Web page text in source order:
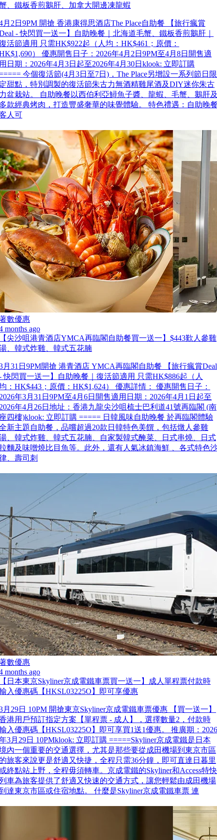
、鐵板香煎鵝肝、加拿大開邊凍龍蝦
月2日9PM 開搶 香港康得思酒店The Place自助餐 【旅行瘋賞
- 快閃買一送一】自助晚餐｜北海道毛蟹、鐵板香煎鵝肝｜
活節適用 只需HK$922起（人均：HK$461；原價：
） 優惠開售日子：2026年4月2日9PM至4月8日開售適
日期：2026年4月3日起至2026年4月30日klook: 立即訂購
今個復活節(4月3日至7日)，The Place另增設一系列節日限
甜點，特別調製的復活節朱古力無酒精雞尾酒及DIY迷你朱古
盆栽站。 自助晚餐以西伯利亞鱘魚子醬、龍蝦、毛蟹、鵝肝
款經典烤肉，打造豐盛奢華的味覺體驗。 特色禮遇：自助晚
人可
數優惠
months ago
尖沙咀港青酒店YMCA再臨閣自助餐買一送一】$443歎人參雞
、韓式炸雞、韓式五花腩
月31日9PM開搶 港青酒店 YMCA再臨閣自助餐 【旅行瘋賞Deal
快閃買一送一】自助晚餐｜復活節適用 只需HK$886起（人
：HK$443；原價：HK$1,624） 優惠詳情： 優惠開售日子：
年3月31日9PM至4月6日開售適用日期：2026年4月1日起至
年4月26日地址：香港九龍尖沙咀梳士巴利道41號再臨閣 (南
四樓)klook: 立即訂購 ===== 日韓風味自助晚餐 於再臨閣體驗
新主題自助餐，品嚐超過20款日韓特色美饌，包括燉人參雞
、韓式炸雞、韓式五花腩、自家製韓式醃菜、日式串燒、日式
麵及味噌燒比目魚等。此外，還有人氣冰鎮海鮮 、各式特色
、壽司刺
數優惠
months ago
日本東京Skyliner京成電鐵車票買一送一】成人單程票付款時
入優惠碼【HKSL03225O】即可享優惠
月29日 10PM 開搶東京Skyliner京成電鐵車票優惠 【買一送一】
港用戶預訂指定方案【單程票 - 成人】，選擇數量2，付款時
入優惠碼【HKSL03225O】即可享買1送1優惠。 推廣期：2026
3月29日 10PMklook: 立即訂購 =====Skyliner京成電鐵是日本
內一個重要的交通選擇，尤其是那些要從成田機場到東京市區
旅客來說更是舒適又快捷，全程只需36分鐘，即可直達日暮里
終點站上野，全程毋須轉車。京成電鐵的Skyliner和Access特快
車為旅客提供了舒適又快速的交通方式，讓您輕鬆由成田機場
達東京市區或住宿地點。 什麼是Skyliner京成電鐵車票 連